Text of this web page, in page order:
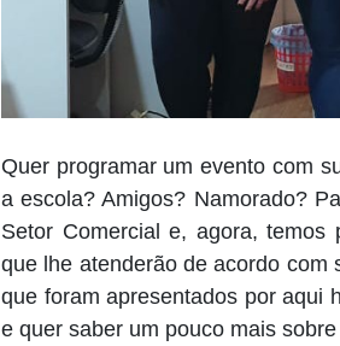
Quer programar um evento com
a escola? Amigos? Namorado?
Setor Comercial e, agora, temos
que lhe atenderão de acordo com
que foram apresentados por aqui
e quer saber um pouco mais